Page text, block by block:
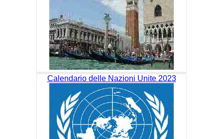
Calendario delle Nazioni Unite 2023